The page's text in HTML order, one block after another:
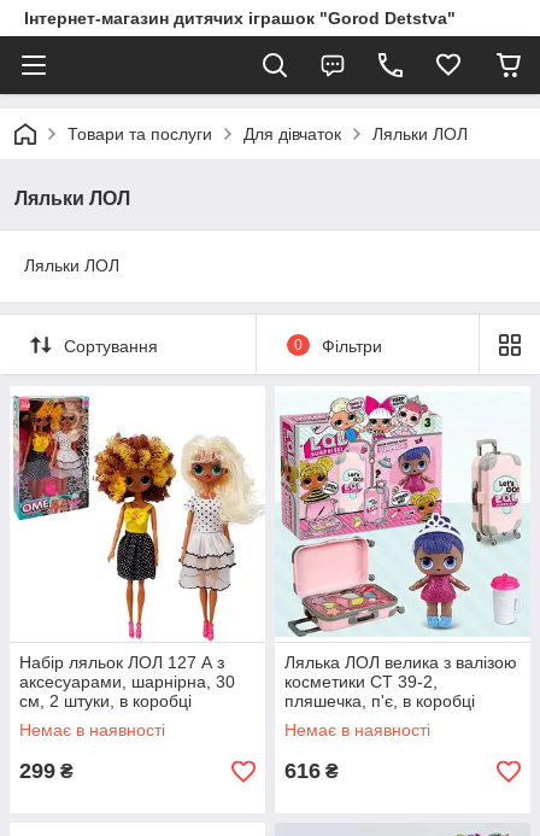
Інтернет-магазин дитячих іграшок "Gorod Detstva"
Товари та послуги Для дівчаток Ляльки ЛОЛ
Ляльки ЛОЛ
Ляльки ЛОЛ
Сортування 0 Фільтри
Набір ляльок ЛОЛ 127 А з
аксесуарами, шарнірна, 30
см, 2 штуки, в коробці
Немає в наявності
299 ₴
Лялька ЛОЛ велика з валізою
косметики СТ 39-2,
пляшечка, п'є, в коробці
Немає в наявності
616 ₴